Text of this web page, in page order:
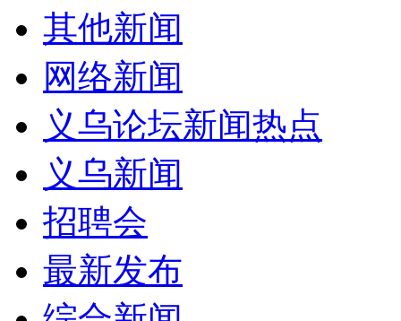
其他新闻
网络新闻
义乌论坛新闻热点
义乌新闻
招聘会
最新发布